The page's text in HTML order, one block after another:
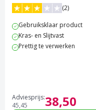
(2)
Gebruiksklaar product
Kras- en Slijtvast
Prettig te verwerken
38,50
Adviesprijs:
45,45